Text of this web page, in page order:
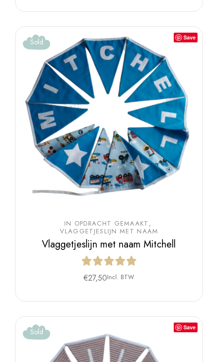
Save
Sold
IN OPDRACHT GEMAAKT
VLAGGETJESLIJN MET NAAM
Vlaggetjeslijn met naam Mitchell
€27,50Incl. BTW
Save
Sold